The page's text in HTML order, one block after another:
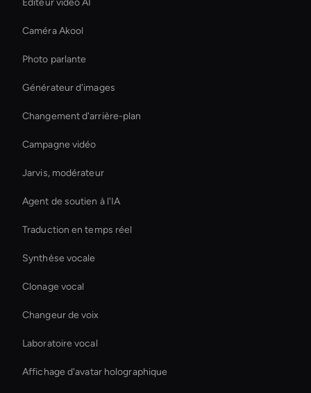
Éditeur vidéo AI
Caméra Akool
Photo parlante
Générateur d'images
Changement d'arrière-plan
Campagne vidéo
Jarvis, modérateur
Agent de soutien à l'IA
Traduction en temps réel
Synthèse vocale
Clonage vocal
Changeur de voix
Laboratoire vocal
Affichage d'avatar holographique